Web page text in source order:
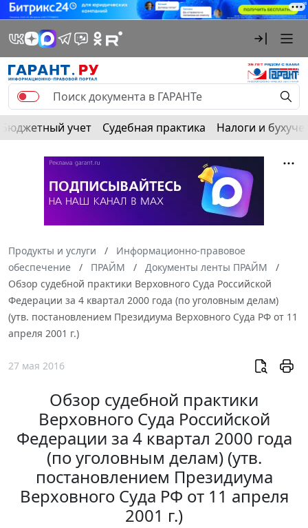
Бюджетный учет Судебная практика Налоги и
Продукты и услуги
Информационно-правовое
обеспечение
ПРАЙМ
Документы ленты ПРАЙМ
Обзор судебной практики Верховного Суда Российской
Федерации за 4 квартал 2000 года (по уголовным делам)
(утв. постановлением Президиума Верховного Суда РФ от 11
апреля 2001 г.)
27 мая 2016
Обзор судебной практики
Верховного Суда Российской
Федерации за 4 квартал 2000 года
(по уголовным делам) (утв.
постановлением Президиума
Верховного Суда РФ от 11 апреля
2001 г.)